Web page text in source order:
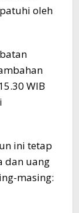
oleh
WIB
ini tetap
dan uang
masing: